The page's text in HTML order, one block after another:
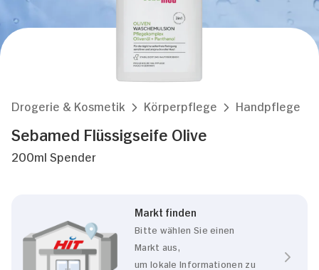
Drogerie & Kosmetik Körperpflege Handpflege
Sebamed Flüssigseife Olive
200ml Spender
Markt finden
Bitte wählen Sie einen
Markt aus,
um lokale Informationen zu